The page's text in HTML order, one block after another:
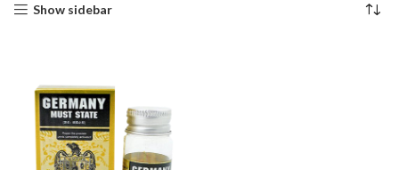
Show sidebar